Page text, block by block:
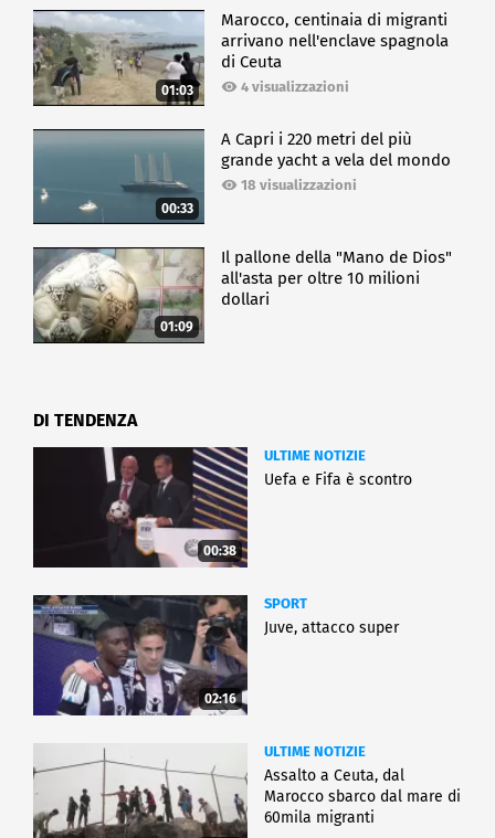
01:03
Marocco, centinaia di migranti
arrivano nell'enclave spagnola
di Ceuta
4 visualizzazioni
00:33
A Capri i 220 metri del più
grande yacht a vela del mondo
18 visualizzazioni
01:09
Il pallone della "Mano de Dios"
all'asta per oltre 10 milioni
dollari
DI TENDENZA
00:38
ULTIME NOTIZIE
Uefa e Fifa è scontro
02:16
SPORT
Juve, attacco super
ULTIME NOTIZIE
Assalto a Ceuta, dal
Marocco sbarco dal mare di
60mila migranti